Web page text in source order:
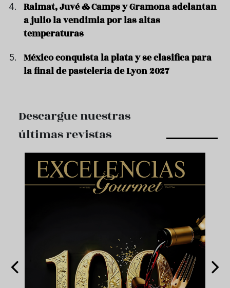
Raimat, Juvé & Camps y Gramona adelantan
a julio la vendimia por las altas
temperaturas
México conquista la plata y se clasifica para
la final de pastelería de Lyon 2027
Descargue nuestras
últimas revistas